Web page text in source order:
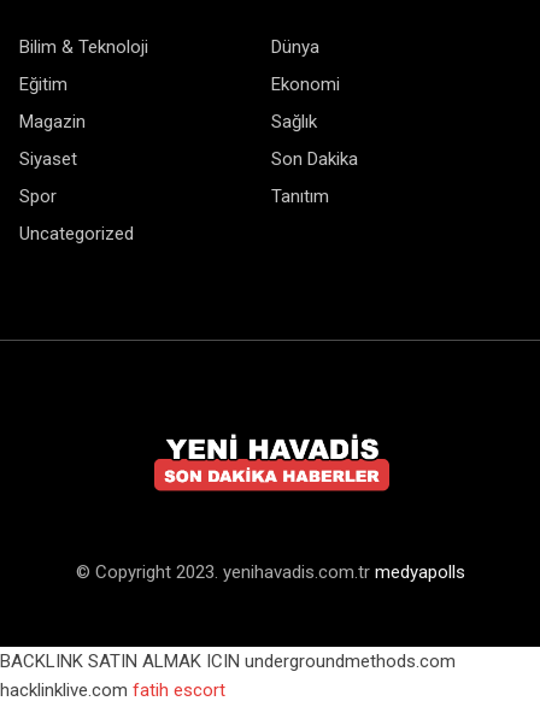
Bilim & Teknoloji
Dünya
Eğitim
Ekonomi
Magazin
Sağlık
Siyaset
Son Dakika
Spor
Tanıtım
Uncategorized
© Copyright 2023. yenihavadis.com.tr medyapolls
BACKLINK SATIN ALMAK ICIN undergroundmethods.com
hacklinklive.com fatih escort